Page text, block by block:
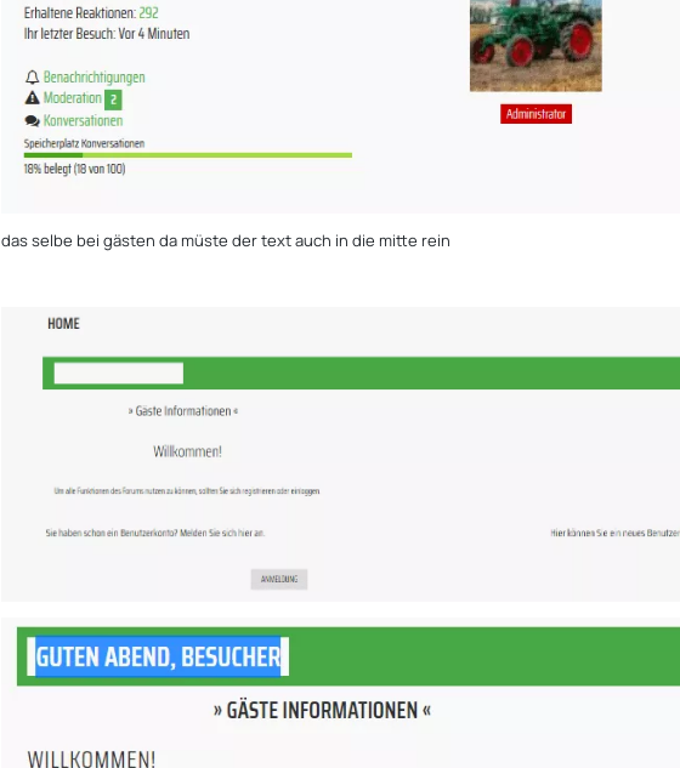
das selbe bei gästen da müste der text auch in die mitte rein